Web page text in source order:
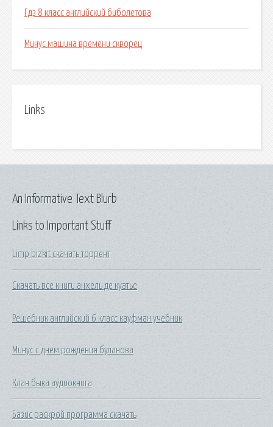
Гдз 8 класс английский биболетова
Минус машина времени скворец
Links
Links to Important Stuff
Limp bizkit скачать торрент
Скачать все книги анхель де куатье
Решебник английский 6 класс кауфман учебник
Минус с днем рождения буланова
Клан быка аудиокнига
Базис раскрой программа скачать
An Informative Text Blurb